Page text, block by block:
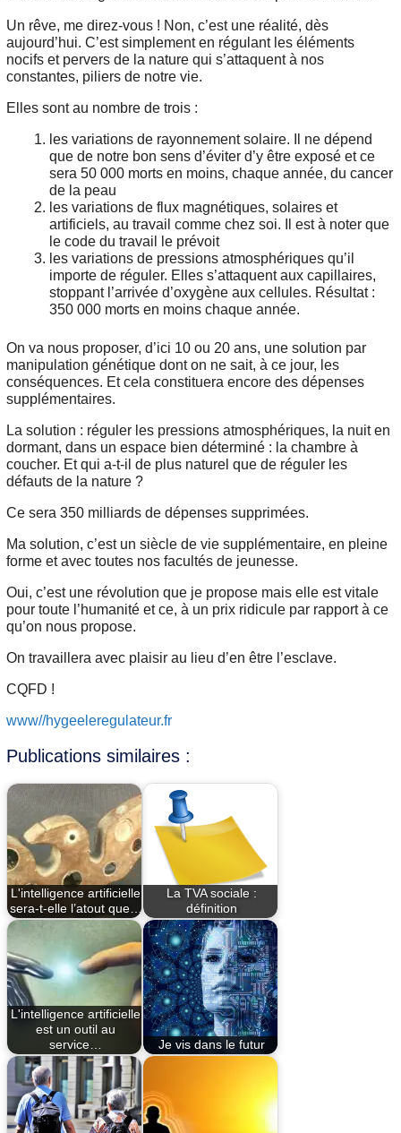
Un rêve, me direz-vous ! Non, c’est une réalité, dès
aujourd’hui. C’est simplement en régulant les éléments
nocifs et pervers de la nature qui s’attaquent à nos
constantes, piliers de notre vie.
Elles sont au nombre de trois :
les variations de rayonnement solaire. Il ne dépend
que de notre bon sens d’éviter d’y être exposé et ce
sera 50 000 morts en moins, chaque année, du cancer
de la peau
les variations de flux magnétiques, solaires et
artificiels, au travail comme chez soi. Il est à noter que
le code du travail le prévoit
les variations de pressions atmosphériques qu’il
importe de réguler. Elles s’attaquent aux capillaires,
stoppant l’arrivée d’oxygène aux cellules. Résultat :
350 000 morts en moins chaque année.
On va nous proposer, d’ici 10 ou 20 ans, une solution par
manipulation génétique dont on ne sait, à ce jour, les
conséquences. Et cela constituera encore des dépenses
supplémentaires.
La solution : réguler les pressions atmosphériques, la nuit en
dormant, dans un espace bien déterminé : la chambre à
coucher. Et qui a-t-il de plus naturel que de réguler les
défauts de la nature ?
Ce sera 350 milliards de dépenses supprimées.
Ma solution, c’est un siècle de vie supplémentaire, en pleine
forme et avec toutes nos facultés de jeunesse.
Oui, c’est une révolution que je propose mais elle est vitale
pour toute l’humanité et ce, à un prix ridicule par rapport à ce
qu’on nous propose.
On travaillera avec plaisir au lieu d’en être l’esclave.
CQFD !
www//hygeeleregulateur.fr
Publications similaires :
L'intelligence artificielle
sera-t-elle l’atout que…
La TVA sociale :
définition
L'intelligence artificielle
est un outil au
service…
Je vis dans le futur